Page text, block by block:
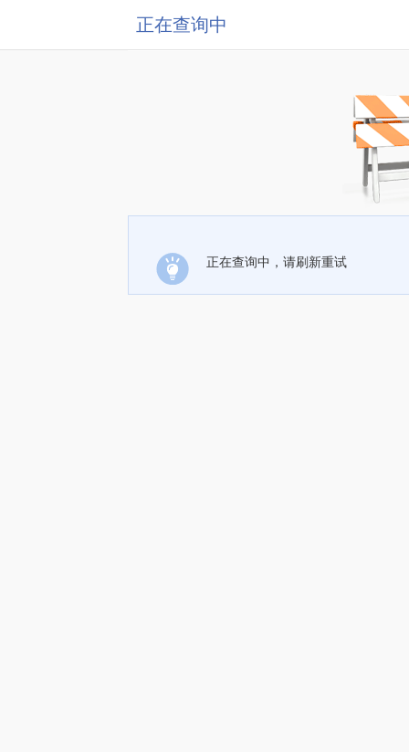
正在查询中
正在查询中，请刷新重试